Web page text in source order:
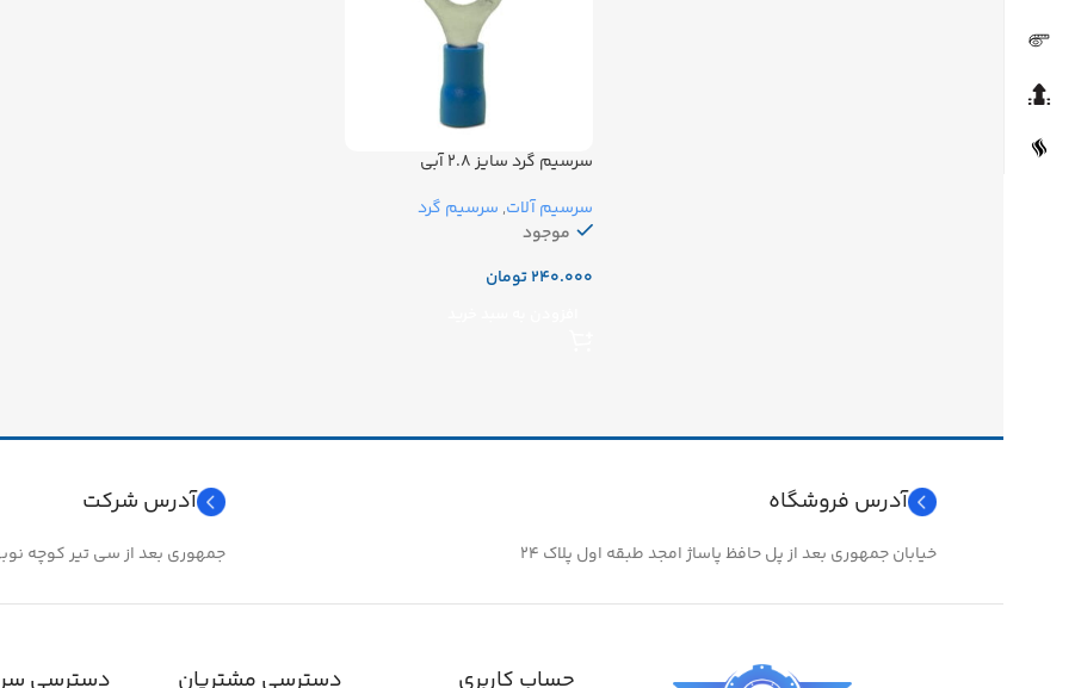
سرسیم گرد سایز ۲.۸ آبی
سرسیم آلات, سرسیم گرد
موجود
تومان
آدرس فروشگاه
خیابان جمهوری بعد از پل حافظ پاساژ امجد طبقه اول پلاک ۲۴
آدرس شرکت
جمهوری بعد از سی تیر کوچه نوبهار
حساب کاربری دسترسی مشتریان دسترسی